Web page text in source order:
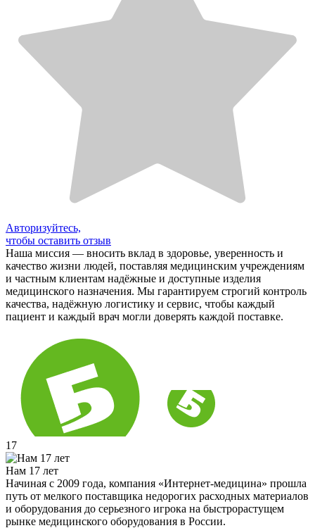
Авторизуйтесь,
чтобы оставить отзыв
Наша миссия — вносить вклад в здоровье, уверенность и
качество жизни людей, поставляя медицинским учреждениям
и частным клиентам надёжные и доступные изделия
медицинского назначения. Мы гарантируем строгий контроль
качества, надёжную логистику и сервис, чтобы каждый
пациент и каждый врач могли доверять каждой поставке.
17
Нам 17 лет
Начиная с 2009 года, компания «Интернет-медицина» прошла
путь от мелкого поставщика недорогих расходных материалов
и оборудования до серьезного игрока на быстрорастущем
рынке медицинского оборудования в России.